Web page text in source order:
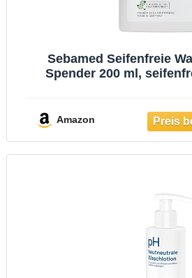
Sebamed Seifenfreie
Spender 200 ml,
Amazon